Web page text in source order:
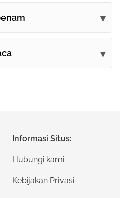
Informasi Situs:
Hubungi kami
Kebijakan Privasi